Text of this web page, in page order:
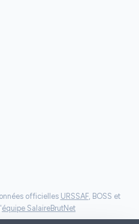
officielles URSSAF, BOSS et
équipe SalaireBrutNet